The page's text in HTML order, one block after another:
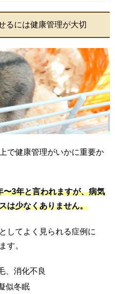
るには健康管理が大切
で健康管理がいかに重要か
〜3年と言われますが、病気
は少なくありません。
してよく見られる症例に
す。
、消化不良
似冬眠